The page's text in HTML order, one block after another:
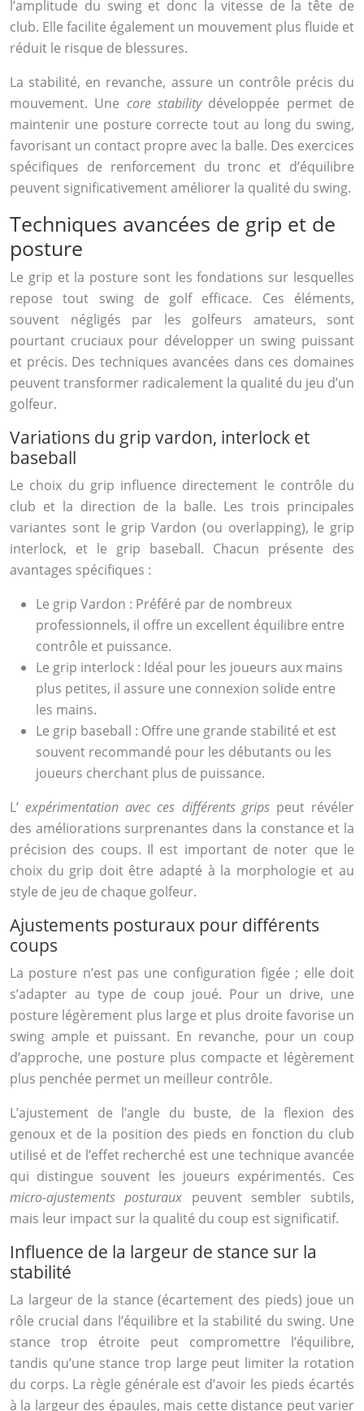
l’amplitude du swing et donc la vitesse de la tête de
club. Elle facilite également un mouvement plus fluide et
réduit le risque de blessures.
La stabilité, en revanche, assure un contrôle précis du
mouvement. Une core stability développée permet de
maintenir une posture correcte tout au long du swing,
favorisant un contact propre avec la balle. Des exercices
spécifiques de renforcement du tronc et d’équilibre
peuvent significativement améliorer la qualité du swing.
Techniques avancées de grip et de
posture
Le grip et la posture sont les fondations sur lesquelles
repose tout swing de golf efficace. Ces éléments,
souvent négligés par les golfeurs amateurs, sont
pourtant cruciaux pour développer un swing puissant
et précis. Des techniques avancées dans ces domaines
peuvent transformer radicalement la qualité du jeu d’un
golfeur.
Variations du grip vardon, interlock et
baseball
Le choix du grip influence directement le contrôle du
club et la direction de la balle. Les trois principales
variantes sont le grip Vardon (ou overlapping), le grip
interlock, et le grip baseball. Chacun présente des
avantages spécifiques :
Le grip Vardon : Préféré par de nombreux
professionnels, il offre un excellent équilibre entre
contrôle et puissance.
Le grip interlock : Idéal pour les joueurs aux mains
plus petites, il assure une connexion solide entre
les mains.
Le grip baseball : Offre une grande stabilité et est
souvent recommandé pour les débutants ou les
joueurs cherchant plus de puissance.
L’expérimentation avec ces différents grips peut révéler
des améliorations surprenantes dans la constance et la
précision des coups. Il est important de noter que le
choix du grip doit être adapté à la morphologie et au
style de jeu de chaque golfeur.
Ajustements posturaux pour différents
coups
La posture n’est pas une configuration figée ; elle doit
s’adapter au type de coup joué. Pour un drive, une
posture légèrement plus large et plus droite favorise un
swing ample et puissant. En revanche, pour un coup
d’approche, une posture plus compacte et légèrement
plus penchée permet un meilleur contrôle.
L’ajustement de l’angle du buste, de la flexion des
genoux et de la position des pieds en fonction du club
utilisé et de l’effet recherché est une technique avancée
qui distingue souvent les joueurs expérimentés. Ces
micro-ajustements posturaux peuvent sembler subtils,
mais leur impact sur la qualité du coup est significatif.
Influence de la largeur de stance sur la
stabilité
La largeur de la stance (écartement des pieds) joue un
rôle crucial dans l’équilibre et la stabilité du swing. Une
stance trop étroite peut compromettre l’équilibre,
tandis qu’une stance trop large peut limiter la rotation
du corps. La règle générale est d’avoir les pieds écartés
à la largeur des épaules, mais cette distance peut varier